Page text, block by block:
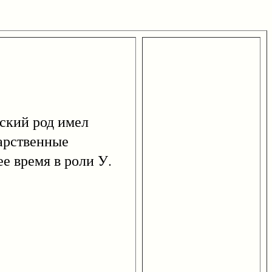
род имел
время в роли У.